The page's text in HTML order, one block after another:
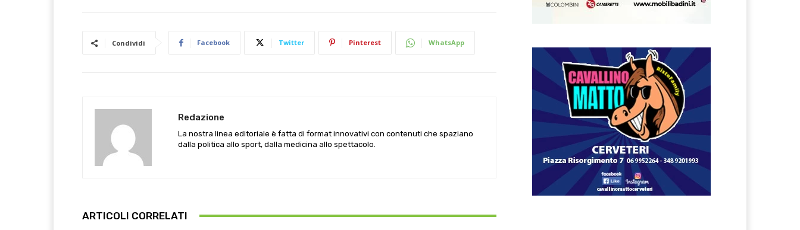
Condividi Facebook Twitter Pinterest WhatsApp
Redazione
La nostra linea editoriale è fatta di format innovativi con contenuti che spaziano
dalla politica allo sport, dalla medicina allo spettacolo.
ARTICOLI CORRELATI